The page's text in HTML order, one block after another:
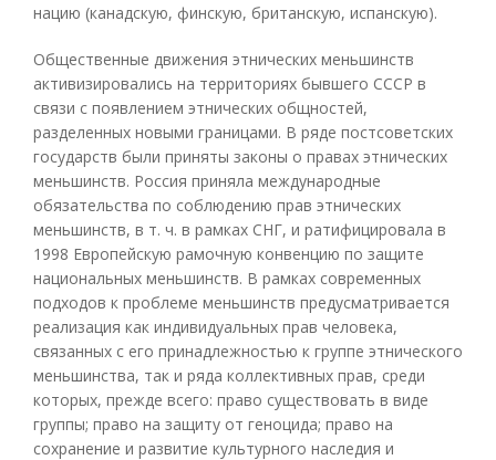
нацию (канадскую, финскую, британскую, испанскую).
Общественные движения этнических меньшинств
активизировались на территориях бывшего СССР в
связи с появлением этнических общностей,
разделенных новыми границами. В ряде постсоветских
государств были приняты законы о правах этнических
меньшинств. Россия приняла международные
обязательства по соблюдению прав этнических
меньшинств, в т. ч. в рамках СНГ, и ратифицировала в
1998 Европейскую рамочную конвенцию по защите
национальных меньшинств. В рамках современных
подходов к проблеме меньшинств предусматривается
реализация как индивидуальных прав человека,
связанных с его принадлежностью к группе этнического
меньшинства, так и ряда коллективных прав, среди
которых, прежде всего: право существовать в виде
группы; право на защиту от геноцида; право на
сохранение и развитие культурного наследия и